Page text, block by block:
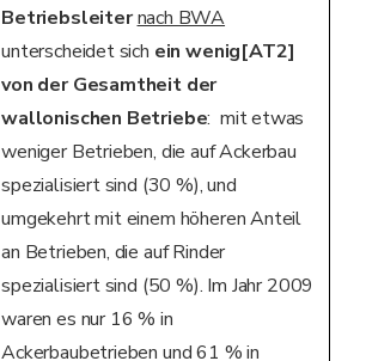
Betriebsleiternach BWA
unterscheidet sich ein wenig[AT2]
von der Gesamtheit der
wallonischen Betriebe: mit etwas
weniger Betrieben, die auf Ackerbau
spezialisiert sind (30 %), und
umgekehrt mit einem höheren Anteil
an Betrieben, die auf Rinder
spezialisiert sind (50 %). Im Jahr 2009
waren es nur 16 % in
Ackerbaubetrieben und 61 % in